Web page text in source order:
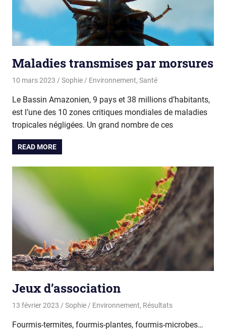
Maladies transmises par morsures
10 mars 2023 Sophie Environnement, Santé
Le Bassin Amazonien, 9 pays et 38 millions d’habitants,
est l’une des 10 zones critiques mondiales de maladies
tropicales négligées. Un grand nombre de ces
READ MORE
Jeux d’association
13 février 2023 Sophie Environnement, Résultats
Fourmis-termites, fourmis-plantes, fourmis-microbes…